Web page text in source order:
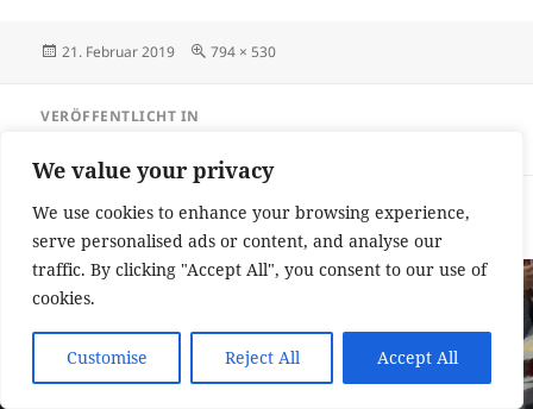
We value your privacy
We use cookies to enhance your browsing experience,
serve personalised ads or content, and analyse our
traffic. By clicking "Accept All", you consent to our use of
cookies.
Customise Reject All Accept All
Veröffentlicht
21. Februar 2019 Originalgröße
794 × 530
VERÖFFENTLICHT IN
Impressum und Datenschutzerklärung
Stolz präsentiert von